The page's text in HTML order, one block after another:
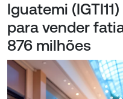
Iguatemi
para vender
876 milhões